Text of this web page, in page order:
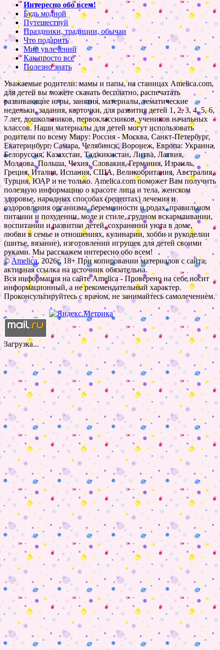
Интересно обо всем!
Будь модной
Путешествуй
Праздники, традиции, обычаи
Что подарить
Мир увлечений
Как просто все
Полезно знать
Уважаемые родители: мамы и папы, на станицах Amelica.com,
для детей вы можете скачать бесплатно, распечатать
развивающие игры, занятия, материалы, тематические
недельки, задания, карточки, для развития детей 1, 2, 3, 4, 5, 6,
7 лет, дошкольников, первоклассников, учеников начальных
классов. Наши материалы для детей могут использовать
родители по всему Миру: Россия - Москва, Санкт-Петербург,
Екатеринбург, Самара, Челябинск, Воронеж, Европа: Украина,
Белоруссия, Казахстан, Таджикистан, Литва, Латвия,
Молдова, Польша, Чехия, Словакия, Германия, Израиль,
Греция, Италия, Испания, США, Великобритания, Австралия,
Турция, ЮАР и не только. Amelica.com поможет Вам получить
полезную информацию о красоте лица и тела, женском
здоровье, народных способах (рецептах) лечения и
оздоровления организма, беременности и родах, правильном
питании и похудении, моде и стиле, грудном вскармливании,
воспитании и развитии детей, сохранении уюта в доме,
любви в семье и отношениях, кулинарии, хобби и рукоделии
(шитье, вязание), изготовлении игрушек для детей своими
руками. Мы расскажем интересно обо всем!
©Amelica, 2026г. 18+ При копировании материалов с сайта,
активная ссылка на источник обязательна.
Вся информация на сайте Amelica - Проверено на себе носит
информационный, а не рекомендательный характер.
Проконсультируйтесь с врачом, не занимайтесь самолечением.
Загрузка...